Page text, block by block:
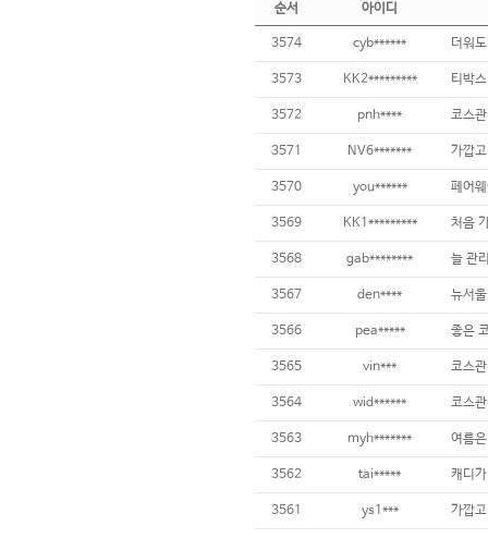
순서 아이디
3574 cyb****** 더워
3573 KK2*********
3572 pnh****
3571 NV6******* 가깝
3570 you******
3569 KK1*********
3568 gab******** 늘 관
3567 den**** 뉴서
3566 pea*****
3565 vin***
3564 wid****** 코스
3563 myh*******
3562 tai*****
3561 ys1***